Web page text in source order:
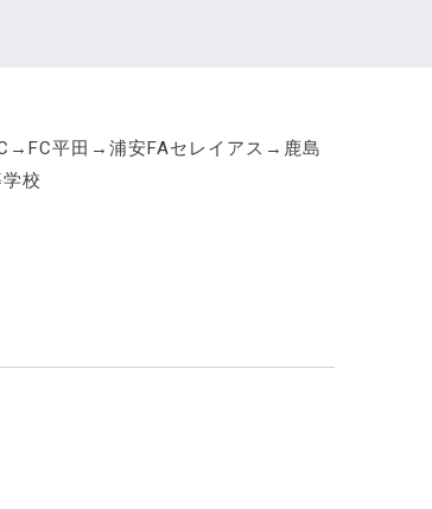
平田→浦安FAセレイアス→鹿島
校